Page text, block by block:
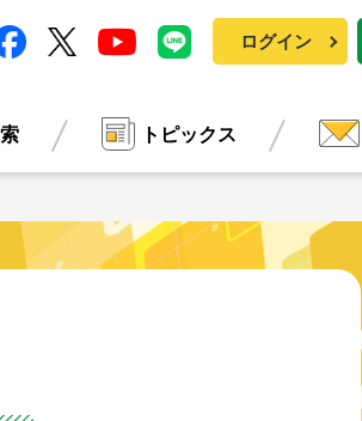
ログイン
トピックス